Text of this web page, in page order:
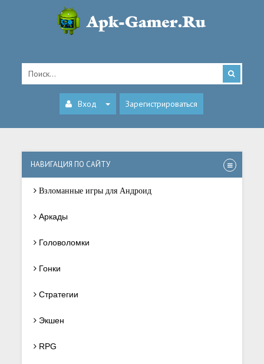
Вход Зарегистрироваться
НАВИГАЦИЯ ПО САЙТУ
Взломанные игры для Андроид
Аркады
Головоломки
Гонки
Стратегии
Экшен
RPG